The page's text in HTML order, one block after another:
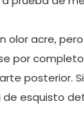
olor acre,
por
posterior.
esquisto